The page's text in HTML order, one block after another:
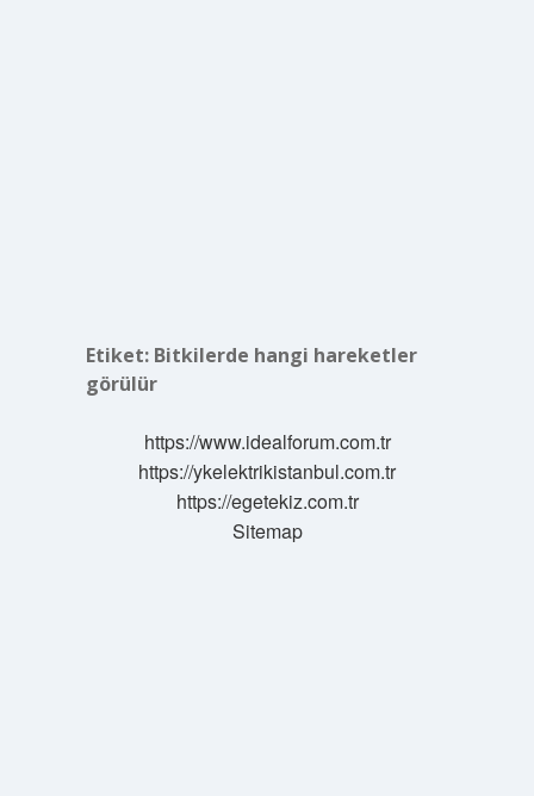
Etiket: Bitkilerde hangi hareketler
görülür
https://www.idealforum.com.tr
https://ykelektrikistanbul.com.tr
https://egetekiz.com.tr
Sitemap